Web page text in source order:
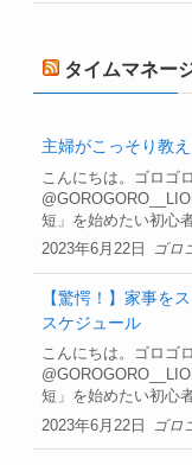
タイムマネー
主婦がこっそり教
2023年6月22日
こんにちは。ゴロゴ
短」を始めたい初心
ゴロ
【驚愕！】家事を
スケジュール
2023年6月22日
こんにちは。ゴロゴ
短」を始めたい初心
ゴロ